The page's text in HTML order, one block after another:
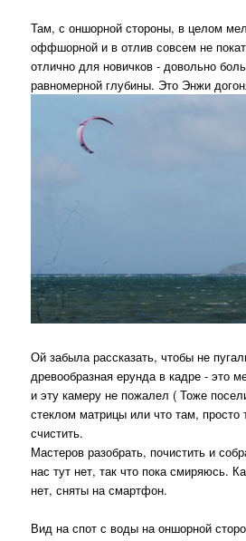
Там, с оншорной стороны, в целом
оффшорной и в отлив совсем не
отлично для новичков - довольно
равномерной глубины. Это Энжи
Ой забыла рассказать, чтобы не
древообразная ерунда в кадре - это
и эту камеру не пожалел ( Тоже
стеклом матрицы или что там, просто
счистить.
Мастеров разобрать, почистить и
нас тут нет, так что пока смиряюсь.
нет, сняты на смартфон.
Вид на спот с воды на оншорной